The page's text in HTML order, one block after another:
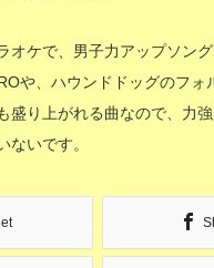
オケで、男子力アップソン
や、ハウンドドッグのフォ
盛り上がれる曲なので、力
ないです。